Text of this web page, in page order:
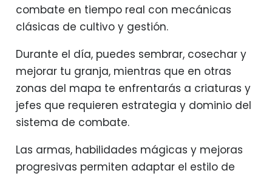
combate en tiempo real con mecánicas
clásicas de cultivo y gestión.
Durante el día, puedes sembrar, cosechar y
mejorar tu granja, mientras que en otras
zonas del mapa te enfrentarás a criaturas y
jefes que requieren estrategia y dominio del
sistema de combate.
Las armas, habilidades mágicas y mejoras
progresivas permiten adaptar el estilo de